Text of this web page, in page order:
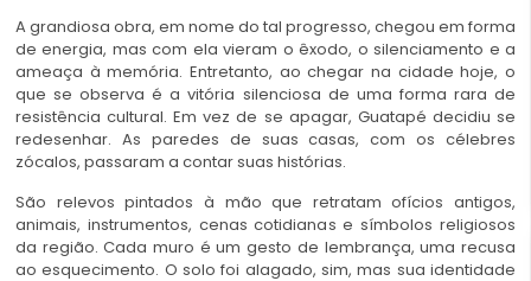
A grandiosa obra, em nome do tal progresso, chegou em forma
de energia, mas com ela vieram o êxodo, o silenciamento e a
ameaça à memória. Entretanto, ao chegar na cidade hoje, o
que se observa é a vitória silenciosa de uma forma rara de
resistência cultural. Em vez de se apagar, Guatapé decidiu se
redesenhar. As paredes de suas casas, com os célebres
zócalos, passaram a contar suas histórias.
São relevos pintados à mão que retratam ofícios antigos,
animais, instrumentos, cenas cotidianas e símbolos religiosos
da região. Cada muro é um gesto de lembrança, uma recusa
ao esquecimento. O solo foi alagado, sim, mas sua identidade